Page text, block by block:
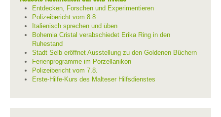
Entdecken, Forschen und Experimentieren
Polizeibericht vom 8.8.
Italienisch sprechen und üben
Bohemia Cristal verabschiedet Erika Ring in den
Ruhestand
Stadt Selb eröffnet Ausstellung zu den Goldenen Büchern
Ferienprogramme im Porzellanikon
Polizeibericht vom 7.8.
Erste-Hilfe-Kurs des Malteser Hilfsdienstes